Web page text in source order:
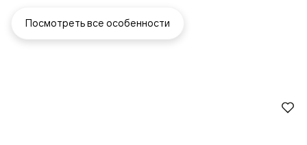
Посмотреть все особенности